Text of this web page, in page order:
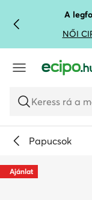
UGRÁS A FŐ
UGRÁS A
A
NŐI
Keress rá a
Papucsok
Ajánlat